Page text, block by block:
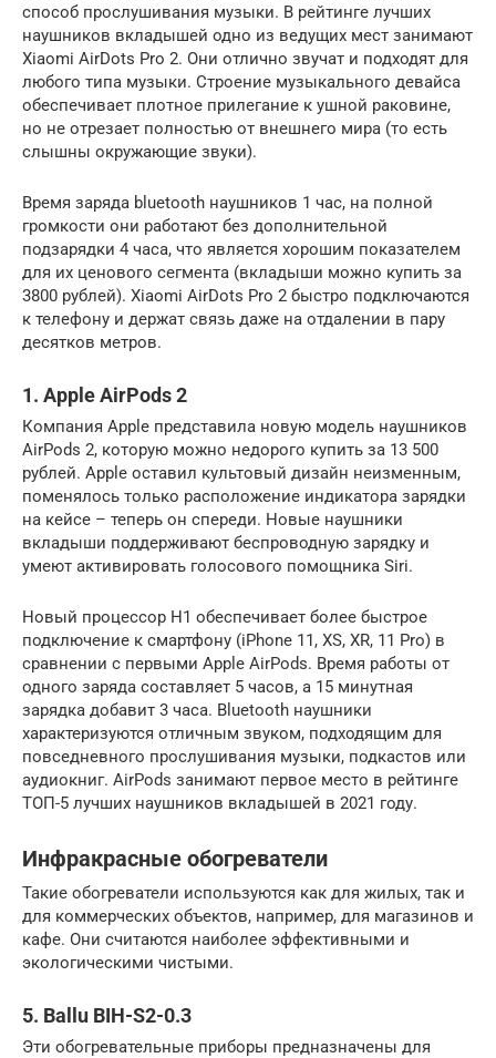
способ прослушивания музыки. В рейтинге лучших
наушников вкладышей одно из ведущих мест занимают
Xiaomi AirDots Pro 2. Они отлично звучат и подходят для
любого типа музыки. Строение музыкального девайса
обеспечивает плотное прилегание к ушной раковине,
но не отрезает полностью от внешнего мира (то есть
слышны окружающие звуки).
Время заряда bluetooth наушников 1 час, на полной
громкости они работают без дополнительной
подзарядки 4 часа, что является хорошим показателем
для их ценового сегмента (вкладыши можно купить за
3800 рублей). Xiaomi AirDots Pro 2 быстро подключаются
к телефону и держат связь даже на отдалении в пару
десятков метров.
1. Apple AirPods 2
Компания Apple представила новую модель наушников
AirPods 2, которую можно недорого купить за 13 500
рублей. Apple оставил культовый дизайн неизменным,
поменялось только расположение индикатора зарядки
на кейсе – теперь он спереди. Новые наушники
вкладыши поддерживают беспроводную зарядку и
умеют активировать голосового помощника Siri.
Новый процессор Н1 обеспечивает более быстрое
подключение к смартфону (iPhone 11, XS, XR, 11 Pro) в
сравнении с первыми Apple AirPods. Время работы от
одного заряда составляет 5 часов, а 15 минутная
зарядка добавит 3 часа. Bluetooth наушники
характеризуются отличным звуком, подходящим для
повседневного прослушивания музыки, подкастов или
аудиокниг. AirPods занимают первое место в рейтинге
ТОП-5 лучших наушников вкладышей в 2021 году.
Инфракрасные обогреватели
Такие обогреватели используются как для жилых, так и
для коммерческих объектов, например, для магазинов и
кафе. Они считаются наиболее эффективными и
экологическими чистыми.
5. Ballu BIH-S2-0.3
Эти обогревательные приборы предназначены для